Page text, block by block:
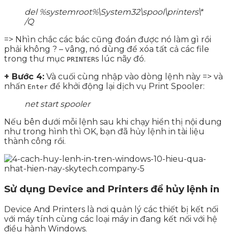
del %systemroot%\System32\spool\printers\*
/Q
=> Nhìn chắc các bác cũng đoán được nó làm gì rồi
phải không ? – vâng, nó dùng để xóa tất cả các file
trong thư mục PRINTERS
lúc nãy đó.
+ Bước 4: Và cuối cùng nhập vào dòng lệnh này => và
nhấn Enter để khởi động lại dịch vụ Print Spooler:
net start spooler
Nếu bên dưới mỗi lệnh sau khi chạy hiển thị nội dung
như trong hình thì OK, bạn đã hủy lệnh in tài liệu
thành công rồi.
Sử dụng Device and Printers để hủy lệnh in
Device And Printers là nơi quản lý các thiết bị kết nối
với máy tính cùng các loại máy in đang kết nối với hệ
điều hành Windows.